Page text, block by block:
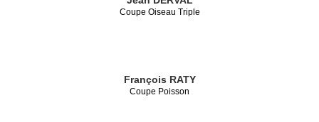
Coupe Oiseau Triple
François RATY
Coupe Poisson